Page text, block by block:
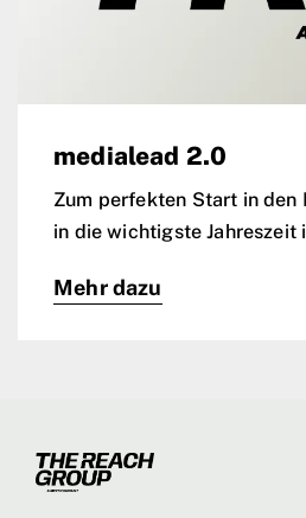
medialead 2.0
Zum perfekten Start in den
in die wichtigste Jahreszeit
Mehr dazu